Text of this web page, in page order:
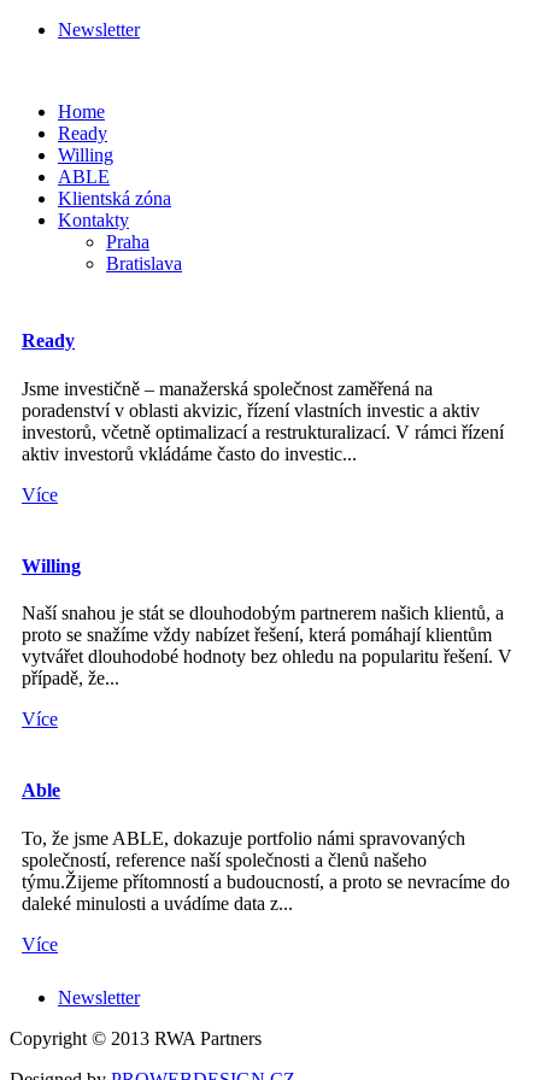
Newsletter
Home
Ready
Willing
ABLE
Klientská zóna
Kontakty
Praha
Bratislava
Ready
Jsme investičně – manažerská společnost zaměřená na
poradenství v oblasti akvizic, řízení vlastních investic a aktiv
investorů, včetně optimalizací a restrukturalizací. V rámci řízení
aktiv investorů vkládáme často do investic...
Více
Willing
Naší snahou je stát se dlouhodobým partnerem našich klientů, a
proto se snažíme vždy nabízet řešení, která pomáhají klientům
vytvářet dlouhodobé hodnoty bez ohledu na popularitu řešení. V
případě, že...
Více
Able
To, že jsme ABLE, dokazuje portfolio námi spravovaných
společností, reference naší společnosti a členů našeho
týmu.Žijeme přítomností a budoucností, a proto se nevracíme do
daleké minulosti a uvádíme data z...
Více
Newsletter
Copyright © 2013 RWA Partners